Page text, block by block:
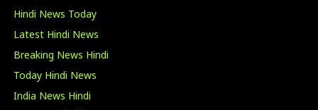
Hindi News Today
Latest Hindi News
Breaking News Hindi
Today Hindi News
India News Hindi